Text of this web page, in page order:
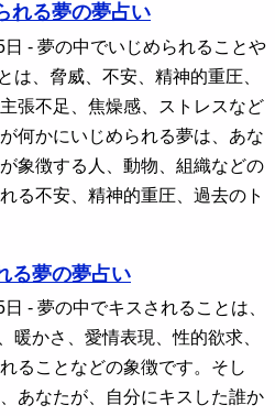
れる夢の夢占い
- 夢の中でいじめられることや
は、脅威、不安、精神的重圧、
張不足、焦燥感、ストレスなど
何かにいじめられる夢は、あな
象徴する人、動物、組織などの
る不安、精神的重圧、過去のト
る夢の夢占い
- 夢の中でキスされることは、
暖かさ、愛情表現、性的欲求、
ることなどの象徴です。そし
あなたが、自分にキスした誰か